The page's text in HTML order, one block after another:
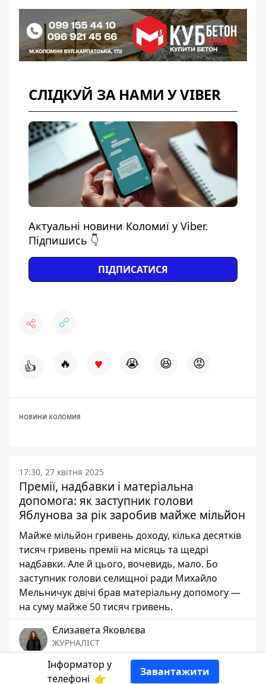
СЛІДКУЙ ЗА НАМИ У VIBER
Актуальні новини Коломиї у Viber.
Підпишись 👇
ПІДПИСАТИСЯ
👍 🔥 ♥ 😭 😆 😡
НОВИНИ КОЛОМИЯ
17:30, 27 квітня 2025
Премії, надбавки і матеріальна
допомога: як заступник голови
Яблунова за рік заробив майже мільйон
Майже мільйон гривень доходу, кілька десятків
тисяч гривень премії на місяць та щедрі
надбавки. Але й цього, вочевидь, мало. Бо
заступник голови селищної ради Михайло
Мельничук двічі брав матеріальну допомогу —
на суму майже 50 тисяч гривень.
Єлизавета Яковлєва
ЖУРНАЛІСТ
Інформатор у
телефоні 👉
Завантажити